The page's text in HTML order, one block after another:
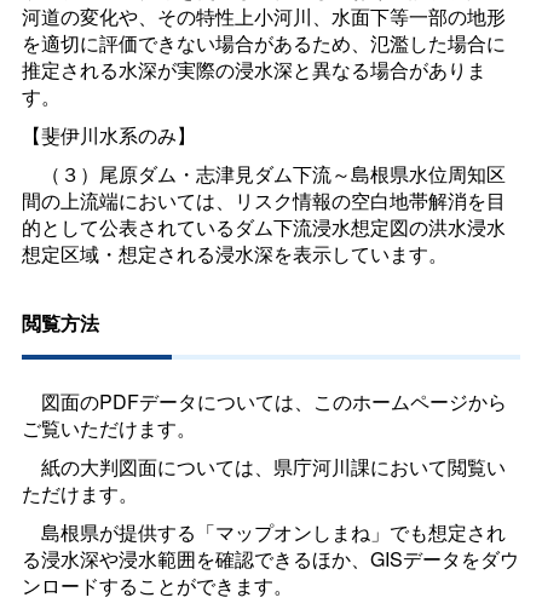
河道の変化や、その特性上小河川、水面下等一部の地形
を適切に評価できない場合があるため、氾濫した場合に
推定される水深が実際の浸水深と異なる場合がありま
す。
【斐伊川水系のみ】
（３）尾原ダム・志津見ダム下流～島根県水位周知区
間の上流端においては、リスク情報の空白地帯解消を目
的として公表されているダム下流浸水想定図の洪水浸水
想定区域・想定される浸水深を表示しています。
閲覧方法
図面のPDFデータについては、このホームページから
ご覧いただけます。
紙の大判図面については、県庁河川課において閲覧い
ただけます。
島根県が提供する「マップオンしまね」でも想定され
る浸水深や浸水範囲を確認できるほか、GISデータをダウ
ンロードすることができます。